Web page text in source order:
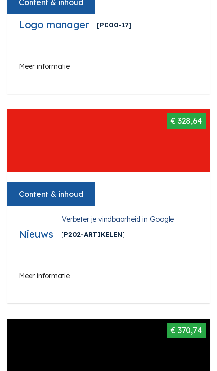
Content & inhoud
Logo manager [P000-17]
Meer informatie
€ 328,64
Content & inhoud
Verbeter je vindbaarheid in Google
Nieuws [P202-ARTIKELEN]
Meer informatie
€ 370,74